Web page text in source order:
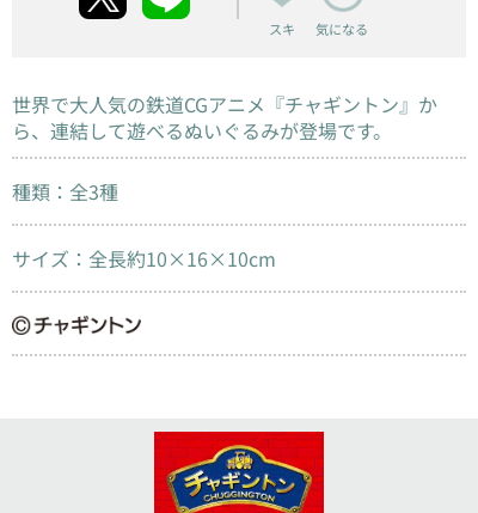
スキ 気になる
世界で大人気の鉄道CGアニメ『チャギントン』か
ら、連結して遊べるぬいぐるみが登場です。
種類：全3種
サイズ：全長約10×16×10cm